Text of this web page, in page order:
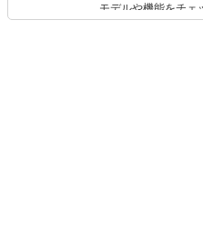
モデルや機能をチェ
ムを楽しみながら、